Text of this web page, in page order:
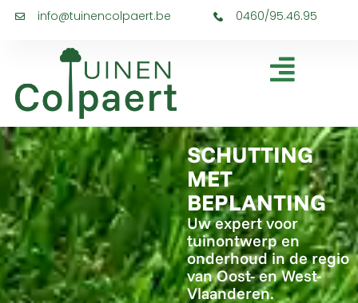
info@tuinencolpaert.be 0460/95.46.95
SCHUTTING
MET
BEPLANTING
Uw expert voor
tuinontwerp en
onderhoud in de regio
van Oost- en West-
Vlaanderen.